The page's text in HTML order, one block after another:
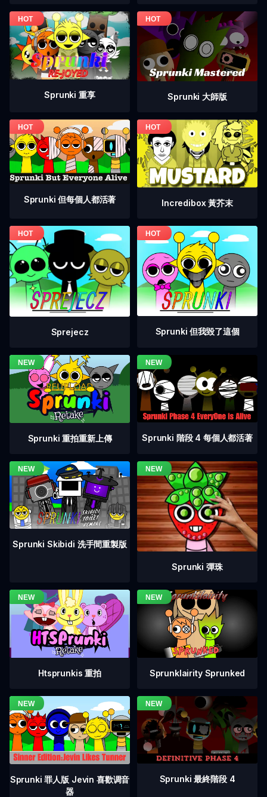
Sprunki 重享 Sprunki 大師版
Sprunki 但每個人都活著 Incredibox 黃芥末
Sprejecz Sprunki 但我毀了這個
Sprunki 重拍重新上傳 Sprunki 階段 4 每個人都活著
Sprunki Skibidi 洗手間重製版
Sprunki 彈珠
Htsprunkis 重拍 Sprunklairity Sprunked
Sprunki 罪人版 Jevin 喜歡调音
器
Sprunki 最終階段 4